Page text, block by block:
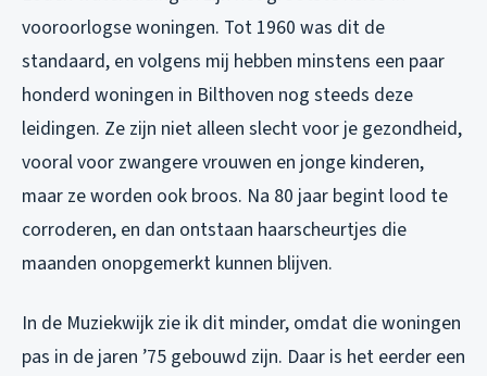
vooroorlogse woningen. Tot 1960 was dit de
standaard, en volgens mij hebben minstens een paar
honderd woningen in Bilthoven nog steeds deze
leidingen. Ze zijn niet alleen slecht voor je gezondheid,
vooral voor zwangere vrouwen en jonge kinderen,
maar ze worden ook broos. Na 80 jaar begint lood te
corroderen, en dan ontstaan haarscheurtjes die
maanden onopgemerkt kunnen blijven.
In de Muziekwijk zie ik dit minder, omdat die woningen
pas in de jaren ’75 gebouwd zijn. Daar is het eerder een